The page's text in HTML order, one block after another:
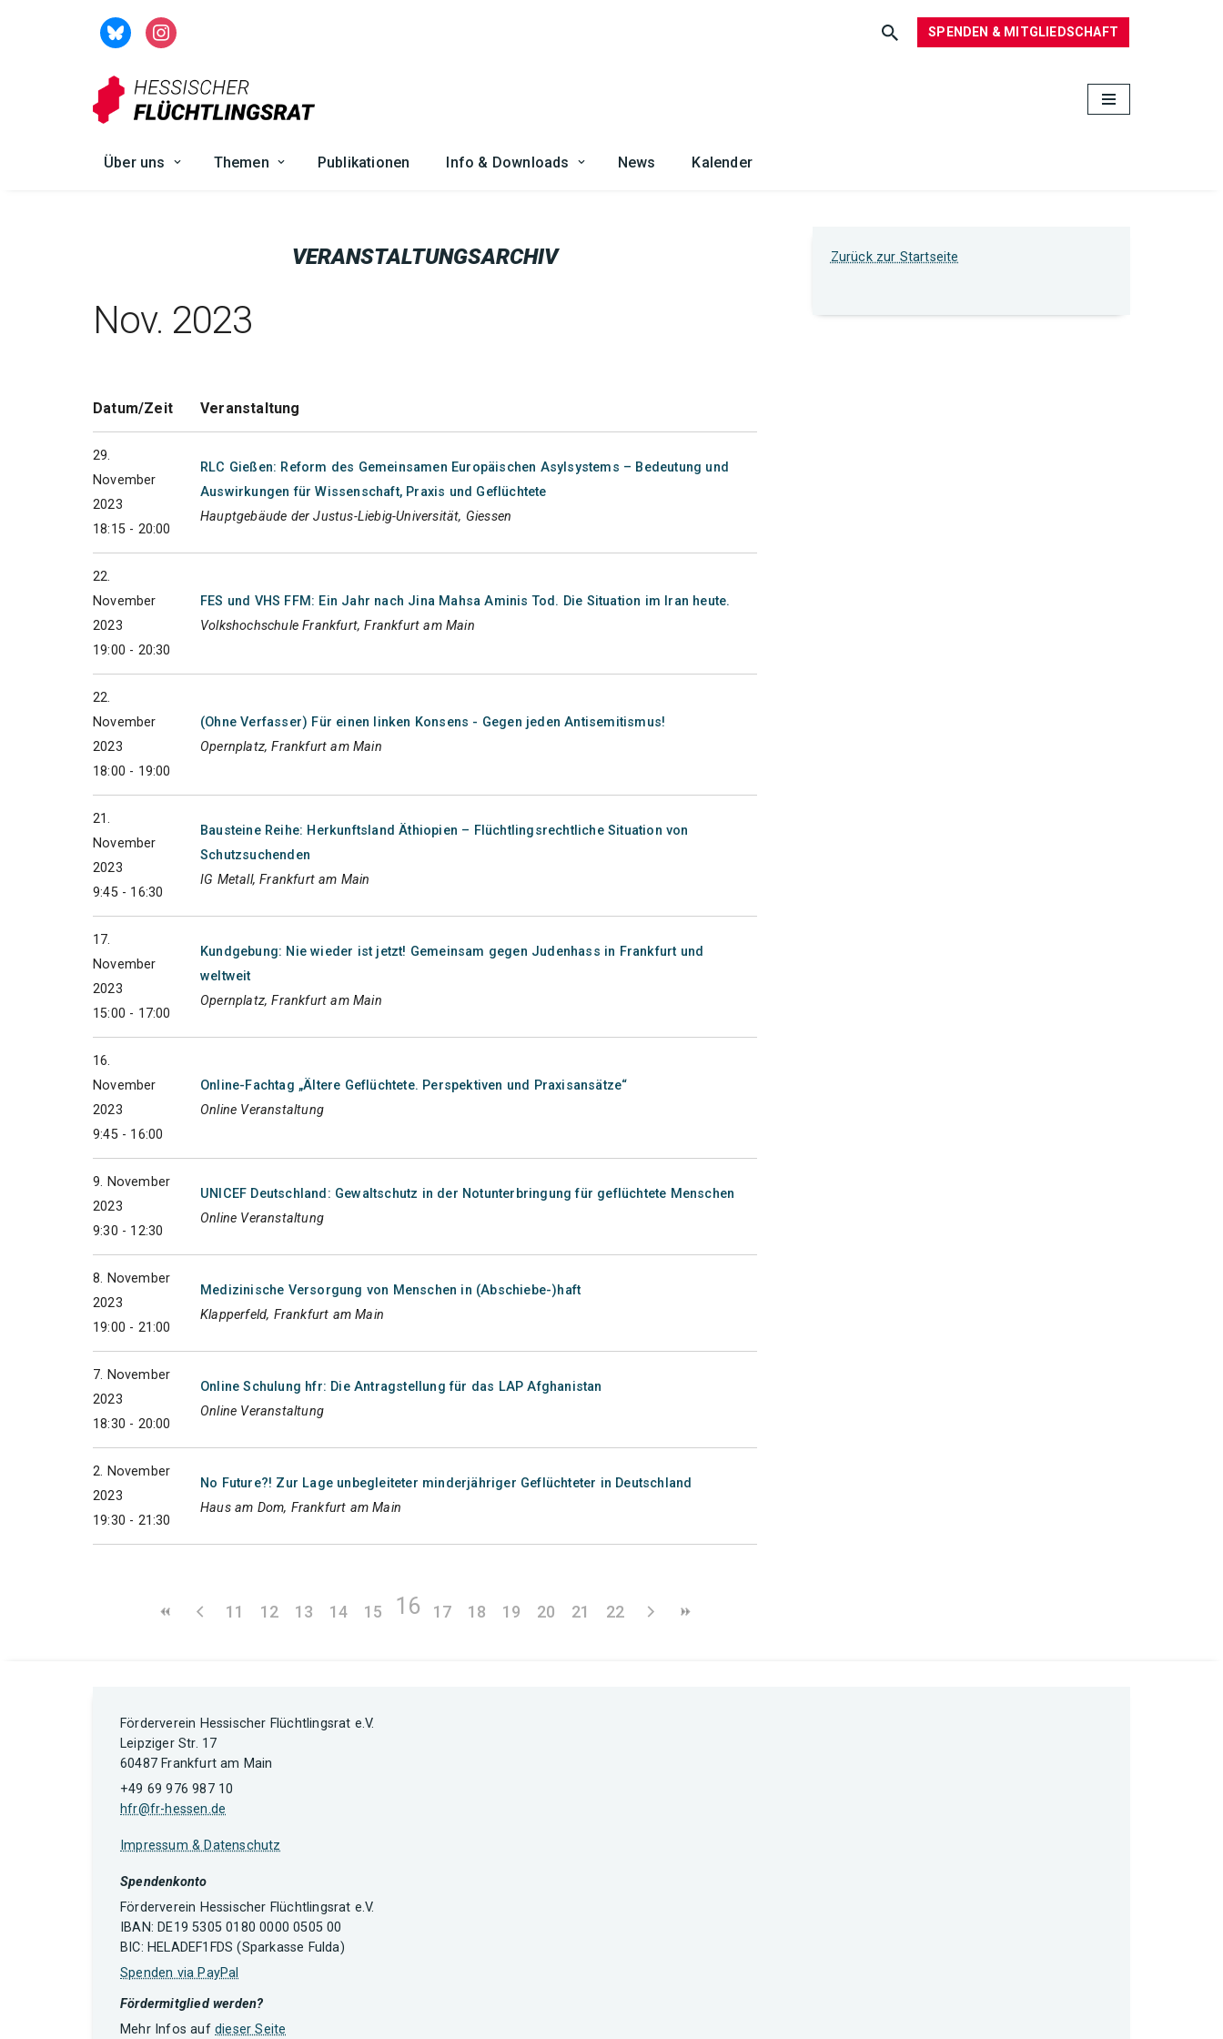
SPENDEN & MITGLIEDSCHAFT
Über uns Themen Publikationen Info & Downloads News Kalender
VERANSTALTUNGSARCHIV
Nov. 2023
Datum/Zeit Veranstaltung
29.
November
2023
18:15 - 20:00
RLC Gießen: Reform des Gemeinsamen Europäischen Asylsystems – Bedeutung und
Auswirkungen für Wissenschaft, Praxis und Geflüchtete
Hauptgebäude der Justus-Liebig-Universität, Giessen
22.
November
2023
19:00 - 20:30
FES und VHS FFM: Ein Jahr nach Jina Mahsa Aminis Tod. Die Situation im Iran heute.
Volkshochschule Frankfurt, Frankfurt am Main
22.
November
2023
18:00 - 19:00
(Ohne Verfasser) Für einen linken Konsens - Gegen jeden Antisemitismus!
Opernplatz, Frankfurt am Main
21.
November
2023
9:45 - 16:30
Bausteine Reihe: Herkunftsland Äthiopien – Flüchtlingsrechtliche Situation von
Schutzsuchenden
IG Metall, Frankfurt am Main
17.
November
2023
15:00 - 17:00
Kundgebung: Nie wieder ist jetzt! Gemeinsam gegen Judenhass in Frankfurt und
weltweit
Opernplatz, Frankfurt am Main
16.
November
2023
9:45 - 16:00
Online-Fachtag „Ältere Geflüchtete. Perspektiven und Praxisansätze“
Online Veranstaltung
9. November
2023
9:30 - 12:30
UNICEF Deutschland: Gewaltschutz in der Notunterbringung für geflüchtete Menschen
Online Veranstaltung
8. November
2023
19:00 - 21:00
Medizinische Versorgung von Menschen in (Abschiebe-)haft
Klapperfeld, Frankfurt am Main
7. November
2023
18:30 - 20:00
Online Schulung hfr: Die Antragstellung für das LAP Afghanistan
Online Veranstaltung
2. November
2023
19:30 - 21:30
No Future?! Zur Lage unbegleiteter minderjähriger Geflüchteter in Deutschland
Haus am Dom, Frankfurt am Main
11 12 13 14 15 16 17 18 19 20 21 22
Zurück zur Startseite
Förderverein Hessischer Flüchtlingsrat e.V.
Leipziger Str. 17
60487 Frankfurt am Main
+49 69 976 987 10
hfr@fr-hessen.de
Impressum & Datenschutz
Spendenkonto
Förderverein Hessischer Flüchtlingsrat e.V.
IBAN: DE19 5305 0180 0000 0505 00
BIC: HELADEF1FDS (Sparkasse Fulda)
Spenden via PayPal
Fördermitglied werden?
Mehr Infos auf dieser Seite